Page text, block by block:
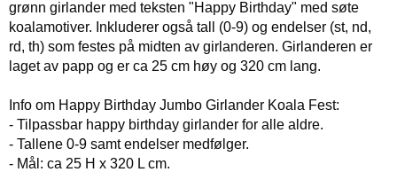
grønn girlander med teksten "Happy Birthday" med søte
koalamotiver. Inkluderer også tall (0-9) og endelser (st, nd,
rd, th) som festes på midten av girlanderen. Girlanderen er
laget av papp og er ca 25 cm høy og 320 cm lang.
Info om Happy Birthday Jumbo Girlander Koala Fest:
- Tilpassbar happy birthday girlander for alle aldre.
- Tallene 0-9 samt endelser medfølger.
- Mål: ca 25 H x 320 L cm.